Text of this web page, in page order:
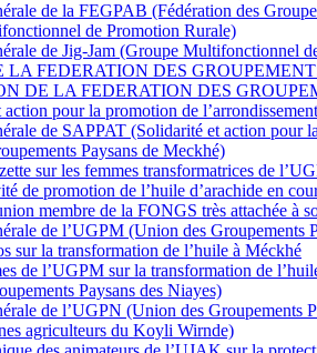
de la FEGPAB (Fédération des
de Promotion Rurale)
de Jig-Jam (Groupe Multifonctionnel
LA FEDERATION DES
DE LA FEDERATION DES
pour la promotion de
de SAPPAT (Solidarité et action pour
Paysans de Meckhé)
sur les femmes transformatrices de
de promotion de l’huile d’arachide en
membre de la FONGS très attachée à
de l’UGPM (Union des Groupements
sur la transformation de l’huile à Méckhé
de l’UGPM sur la transformation de
Paysans des Niayes)
de l’UGPN (Union des Groupements
agriculteurs du Koyli Wirnde)